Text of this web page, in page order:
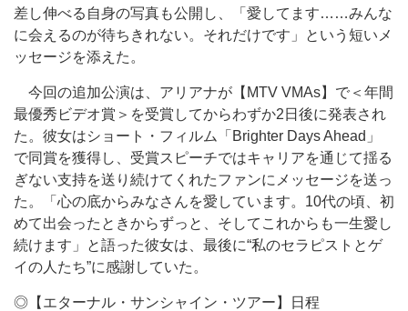
差し伸べる自身の写真も公開し、「愛してます……みんな
に会えるのが待ちきれない。それだけです」という短いメ
ッセージを添えた。
今回の追加公演は、アリアナが【MTV VMAs】で＜年間
最優秀ビデオ賞＞を受賞してからわずか2日後に発表され
た。彼女はショート・フィルム「Brighter Days Ahead」
で同賞を獲得し、受賞スピーチではキャリアを通じて揺る
ぎない支持を送り続けてくれたファンにメッセージを送っ
た。「心の底からみなさんを愛しています。10代の頃、初
めて出会ったときからずっと、そしてこれからも一生愛し
続けます」と語った彼女は、最後に“私のセラピストとゲ
イの人たち”に感謝していた。
◎【エターナル・サンシャイン・ツアー】日程